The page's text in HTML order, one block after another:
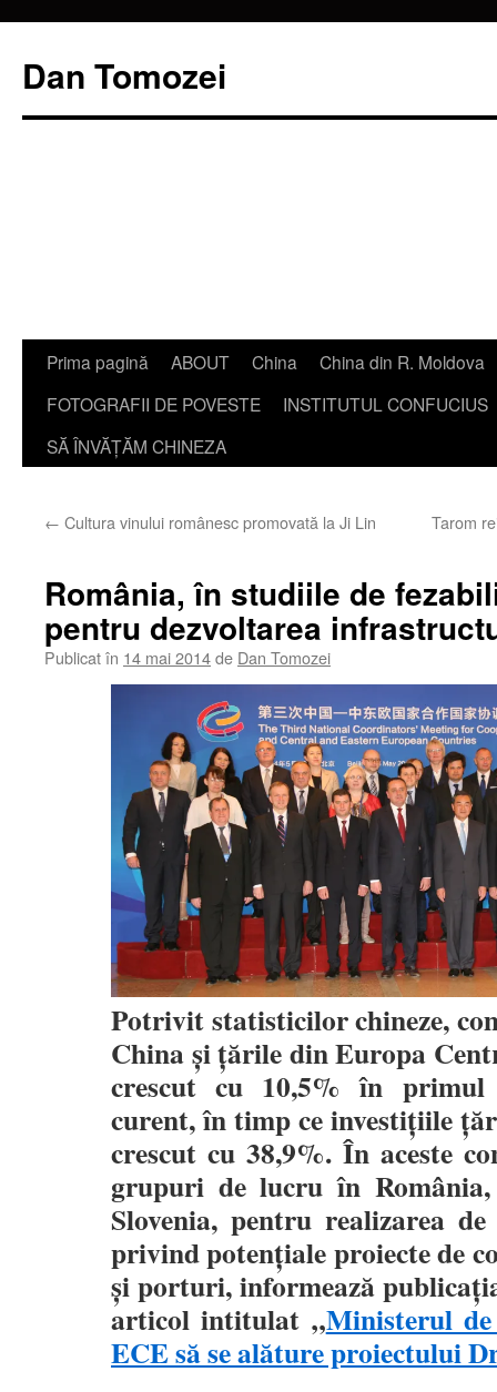
Dan Tomozei
Sari
conținut
Prima pagină ABOUT China
China din R. Moldova
FOTOGRAFII DE POVESTE
INSTITUTUL CONFUCIUS
SĂ ÎNVĂŢĂM CHINEZA
← Cultura vinului românesc promovată la Ji Lin Tarom
România, în studiile de
pentru dezvoltarea
Publicat în 14 mai 2014de Dan Tomozei
Potrivit statisticilor chineze,
China şi ţările din Europa
crescut cu 10,5% în
curent, în timp ce investiţiile
crescut cu 38,9%. În aceste
grupuri de lucru în
Slovenia, pentru realizarea
privind potenţiale proiecte de
şi porturi, informează
articol intitulat „Ministerul
ECE să se alăture proiectului